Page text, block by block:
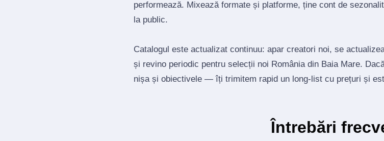
performează. Mixează formate și platforme, ține cont de
la public.
Catalogul este actualizat continuu: apar creatori noi, se
și revino periodic pentru selecții noi România din Baia Mare.
nișa și obiectivele — îți trimitem rapid un long‑list cu prețuri și
Întrebări